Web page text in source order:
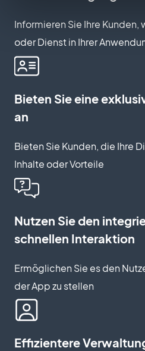
Informieren Sie Ihre Kunden,
oder Dienst in Ihrer
Bieten Sie eine
an
Bieten Sie Kunden, die Ihre
Inhalte oder Vorteile
Nutzen Sie den
schnellen Interaktion
Ermöglichen Sie es den
der App zu stellen
Effizientere